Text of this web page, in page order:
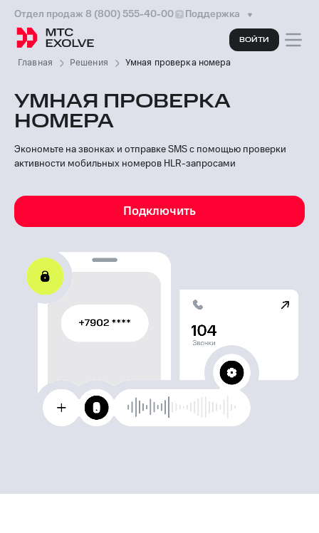
Отдел продаж 8 (800) 555-40-00 Поддержка
ВОЙТИ
Главная Решения Умная проверка номера
УМНАЯ ПРОВЕРКА
НОМЕРА
Экономьте на звонках и отправке SMS с помощью проверки
активности мобильных номеров HLR-запросами
Подключить